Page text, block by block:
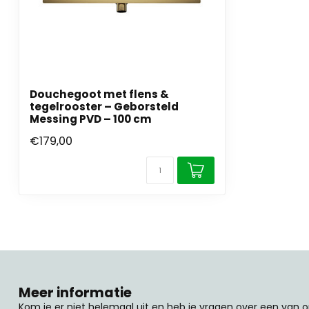
Douchegoot met flens &
tegelrooster – Geborsteld
Messing PVD – 100 cm
€179,00
Meer informatie